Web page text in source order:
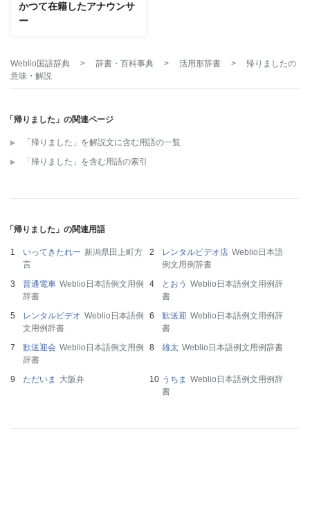
かつて在籍したアナウンサ
ー
Weblio国語辞典 > 辞書・百科事典 > 活用形辞書 > 帰りましたの
意味・解説
「帰りました」の関連ページ
「帰りました」を解説文に含む用語の一覧
「帰りました」を含む用語の索引
「帰りました」の関連用語
いってきたれー 新潟県田上町方
言
レンタルビデオ店 Weblio日本語
例文用例辞書
普通電車 Weblio日本語例文用例
辞書
とおう Weblio日本語例文用例辞
書
レンタルビデオ Weblio日本語例
文用例辞書
歓送迎 Weblio日本語例文用例辞
書
歓送迎会 Weblio日本語例文用例
辞書
雄太 Weblio日本語例文用例辞書
ただいま 大阪弁 うちま Weblio日本語例文用例辞
書